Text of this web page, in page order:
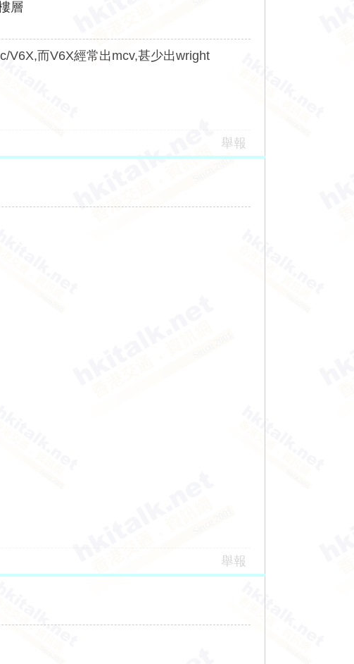
層
V6X,而V6X經常出mcv,甚少出wright
舉報
舉報